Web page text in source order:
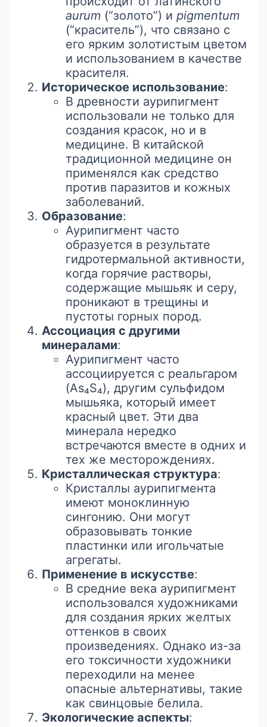
aurum (“золото”) иpigmentum
(“краситель”), что связано с
его ярким золотистым цветом
и использованием в качестве
красителя.
Историческое использование:
В древности аурипигмент
использовали не только для
создания красок, но и в
медицине. В китайской
традиционной медицине он
применялся как средство
против паразитов и кожных
заболеваний.
Образование:
Аурипигмент часто
образуется в результате
гидротермальной активности,
когда горячие растворы,
содержащие мышьяк и серу,
проникают в трещины и
пустоты горных пород.
Ассоциация с другими
минералами:
Аурипигмент часто
ассоциируется с реальгаром
(As₄S₄), другим сульфидом
мышьяка, который имеет
красный цвет. Эти два
минерала нередко
встречаются вместе в одних и
тех же месторождениях.
Кристаллическая структура:
Кристаллы аурипигмента
имеют моноклинную
сингонию. Они могут
образовывать тонкие
пластинки или игольчатые
агрегаты.
Применение в искусстве:
В средние века аурипигмент
использовался художниками
для создания ярких желтых
оттенков в своих
произведениях. Однако из-за
его токсичности художники
переходили на менее
опасные альтернативы, такие
как свинцовые белила.
Экологические аспекты: